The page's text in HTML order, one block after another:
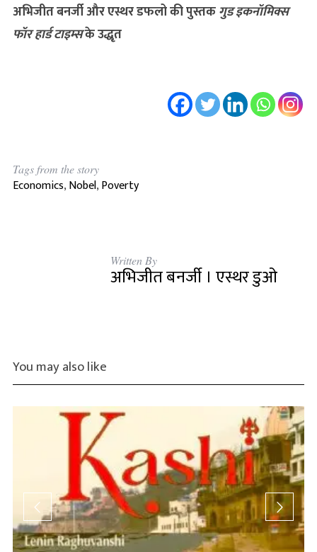
अभिजीत बनर्जी और एस्थर डफलो की पुस्तकगुड इकनॉमिक्स
फॉर हार्ड टाइम्सके उद्धृत
Tags from the story
Economics,Nobel,Poverty
Written By
अभिजीत बनर्जी । एस्थर डुओ
You may also like